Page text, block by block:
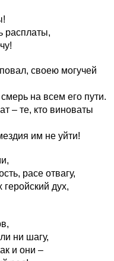
расплаты,
своею могучей
на всем его пути.
– те, кто виноваты
им не уйти!
расе отвагу,
дух,
ни шагу,
и они –